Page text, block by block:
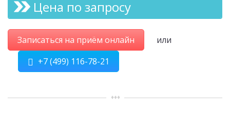
Цена по запросу
Записаться на приём онлайн
или
+7 (499) 116-78-21